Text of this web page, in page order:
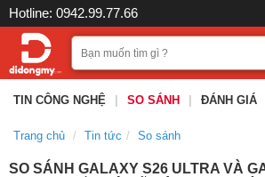
Hotline: 0942.99.77.66
TIN CÔNG NGHỆ SO SÁNH ĐÁNH GIÁ
Trang chủ Tin tức So sánh
SO SÁNH GALAXY S26 ULTRA VÀ